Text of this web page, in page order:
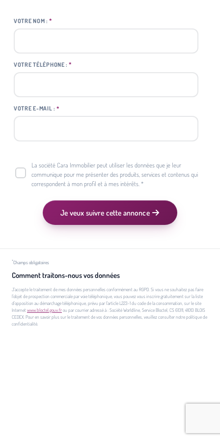
VOTRE NOM : *
VOTRE TÉLÉPHONE : *
VOTRE E-MAIL : *
La société Cara Immobilier peut utiliser les données que je leur
communique pour me présenter des produits, services et contenus qui
correspondent à mon profil et à mes intérêts. *
Je veux suivre cette annonce
*Champs obligatoires
Comment traitons-nous vos données
J'accepte le traitement de mes données personnelles conformément au RGPD. Si vous ne souhaitez pas faire
l'objet de prospection commerciale par voie téléphonique, vous pouvez vous inscrire gratuitement sur la liste
d'opposition au démarchage téléphonique, prévu par l'article L223-1 du code de la consommation, sur le site
Internetwww.bloctel.gouv.frou par courrier adressé à : Société Worldline, Service Bloctel, CS 61311, 41013 BLOIS
CEDEX. Pour en savoir plus sur le traitement de vos données personnelles, veuillez consulter notre politique de
confidentialité.